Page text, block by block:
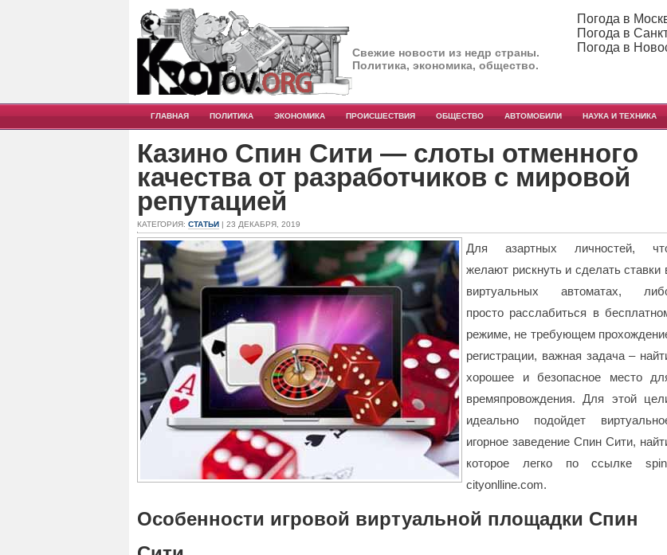
Свежие новости из недр страны.
Политика, экономика, общество.
Погода в
Погода в
Погода в
ГЛАВНАЯ ПОЛИТИКА ЭКОНОМИКА ПРОИСШЕСТВИЯ ОБЩЕСТВО АВТОМОБИЛИ НАУКА И ТЕХНИКА
Казино Спин Сити — слоты отменного
качества от разработчиков с мировой
репутацией
КАТЕГОРИЯ: СТАТЬИ | 23 ДЕКАБРЯ, 2019
Для азартных личностей,
желают рискнуть и сделать ставки
виртуальных автоматах,
просто расслабиться в
режиме, не требующем
регистрации, важная задача –
хорошее и безопасное место
времяпровождения.Для этой
идеально подойдет
игорное заведение Спин Сити,
которое легко по ссылке
cityonlline.com.
Особенности игровой виртуальной площадки Спин